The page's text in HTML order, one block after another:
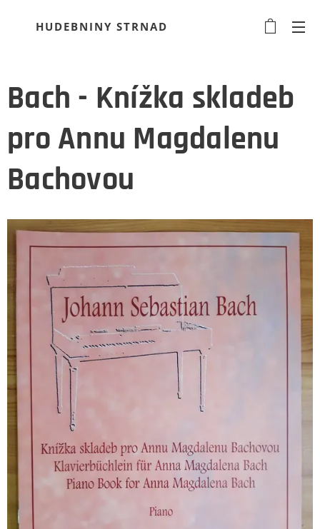
HUDEBNINY STRNAD
Bach - Knížka skladeb
pro Annu Magdalenu
Bachovou